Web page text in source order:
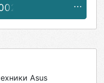
35-77
Asus